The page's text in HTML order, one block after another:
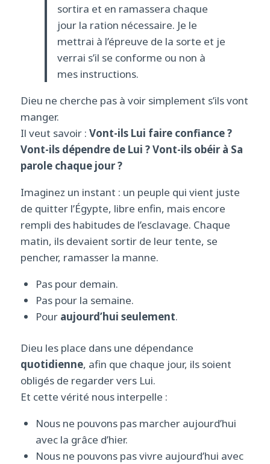
sortira et en ramassera chaque
jour la ration nécessaire. Je le
mettrai à l’épreuve de la sorte et je
verrai s’il se conforme ou non à
mes instructions.
Dieu ne cherche pas à voir simplement s’ils vont
manger.
Il veut savoir : Vont-ils Lui faire confiance ?
Vont-ils dépendre de Lui ? Vont-ils obéir à Sa
parole chaque jour ?
Imaginez un instant : un peuple qui vient juste
de quitter l’Égypte, libre enfin, mais encore
rempli des habitudes de l’esclavage. Chaque
matin, ils devaient sortir de leur tente, se
pencher, ramasser la manne.
Pas pour demain.
Pas pour la semaine.
Pour aujourd’hui seulement.
Dieu les place dans une dépendance
quotidienne, afin que chaque jour, ils soient
obligés de regarder vers Lui.
Et cette vérité nous interpelle :
Nous ne pouvons pas marcher aujourd’hui
avec la grâce d’hier.
Nous ne pouvons pas vivre aujourd’hui avec